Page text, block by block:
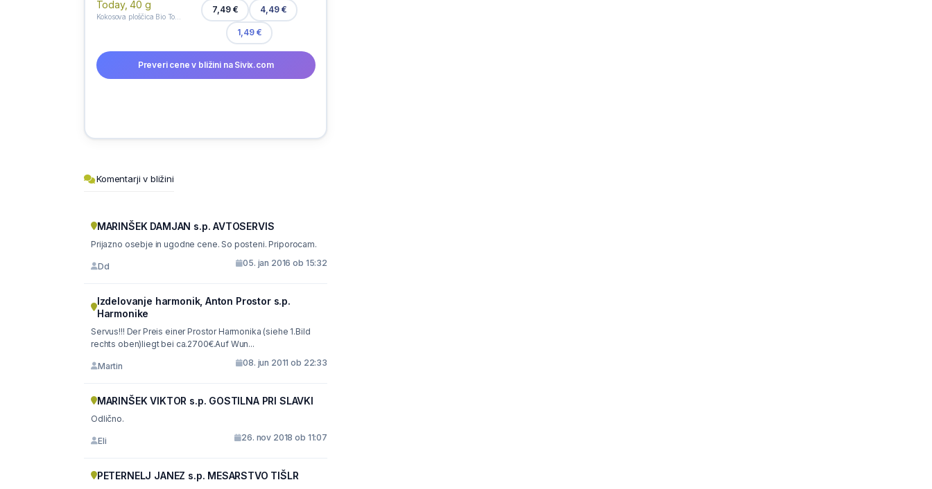
7,49 € 4,49 €
1,49 €
Preveri cene v bližini na Sivix.com
Komentarji v bližini
MARINŠEK DAMJAN s.p. AVTOSERVIS
Prijazno osebje in ugodne cene. So posteni. Priporocam.
Dd 05. jan 2016 ob 15:32
Izdelovanje harmonik, Anton Prostor s.p.
Harmonike
Servus!!! Der Preis einer Prostor Harmonika (siehe 1.Bild
rechts oben)liegt bei ca.2700€.Auf Wun...
Martin 08. jun 2011 ob 22:33
MARINŠEK VIKTOR s.p. GOSTILNA PRI SLAVKI
Odlično.
Eli 26. nov 2018 ob 11:07
PETERNELJ JANEZ s.p. MESARSTVO TIŠLR